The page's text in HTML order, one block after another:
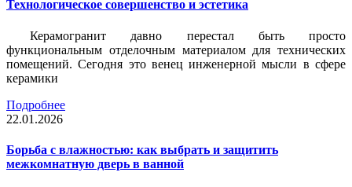
Технологическое совершенство и эстетика
Керамогранит давно перестал быть просто
функциональным отделочным материалом для технических
помещений. Сегодня это венец инженерной мысли в сфере
керамики
Подробнее
22.01.2026
Борьба с влажностью: как выбрать и защитить
межкомнатную дверь в ванной